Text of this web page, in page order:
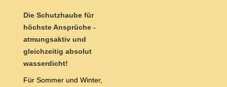
Höhe
Die Schutzhaube für
höchste Ansprüche -
atmungsaktiv und
gleichzeitig absolut
wasserdicht!
Für Sommer und Winter,